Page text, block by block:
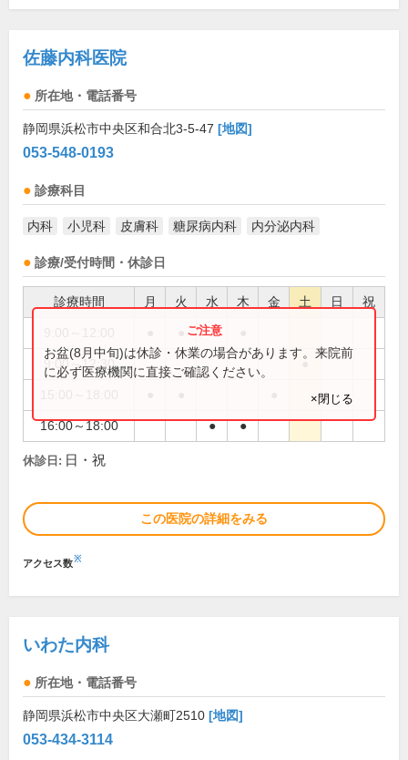
佐藤内科医院
所在地・電話番号
静岡県浜松市中央区和合北3-5-47 [地図]
053-548-0193
診療科目
内科 小児科 皮膚科 糖尿病内科 内分泌内科
診療/受付時間・休診日
診療時間 月 火 水 木 金 土 日 祝
9:00～12:30 ●
16:00～18:00 ● ●
お盆(8月中旬)は休診・休業の場合があります。来院前
に必ず医療機関に直接ご確認ください。
×閉じる
休診日: 日・祝
この医院の詳細をみる
アクセス数※
いわた内科
所在地・電話番号
静岡県浜松市中央区大瀬町2510 [地図]
053-434-3114